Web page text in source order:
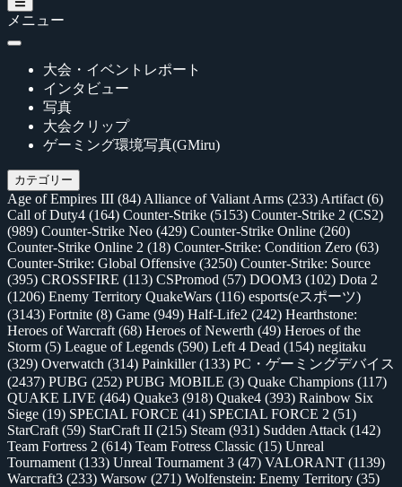
メニュー
大会・イベントレポート
インタビュー
写真
大会クリップ
ゲーミング環境写真(GMiru)
カテゴリー
Age of Empires III (84) Alliance of Valiant Arms (233) Artifact (6)
Call of Duty4 (164) Counter-Strike (5153) Counter-Strike 2 (CS2)
(989) Counter-Strike Neo (429) Counter-Strike Online (260)
Counter-Strike Online 2 (18) Counter-Strike: Condition Zero (63)
Counter-Strike: Global Offensive (3250) Counter-Strike: Source
(395) CROSSFIRE (113) CSPromod (57) DOOM3 (102) Dota 2
(1206) Enemy Territory QuakeWars (116) esports(eスポーツ)
(3143) Fortnite (8) Game (949) Half-Life2 (242) Hearthstone:
Heroes of Warcraft (68) Heroes of Newerth (49) Heroes of the
Storm (5) League of Legends (590) Left 4 Dead (154) negitaku
(329) Overwatch (314) Painkiller(133) PC・ゲーミングデバイス
(2437) PUBG (252) PUBG MOBILE (3) Quake Champions (117)
QUAKE LIVE (464) Quake3 (918) Quake4 (393) Rainbow Six
Siege (19) SPECIAL FORCE (41) SPECIAL FORCE 2 (51)
StarCraft (59) StarCraft II (215) Steam (931) Sudden Attack (142)
Team Fortress 2 (614) Team Fotress Classic (15) Unreal
Tournament (133) Unreal Tournament 3 (47) VALORANT (1139)
Warcraft3 (233) Warsow (271) Wolfenstein: Enemy Territory (35)